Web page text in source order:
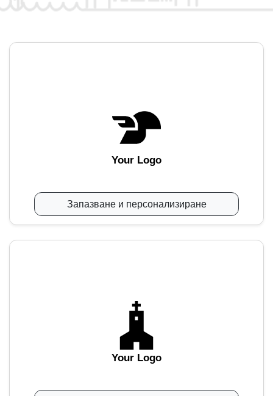
Your Logo
Запазване и персонализиране
Your Logo